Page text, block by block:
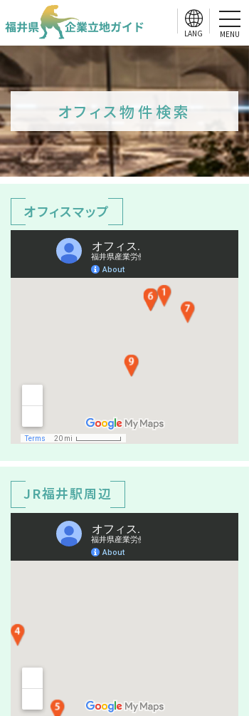
MENU
オフィス物件検索
オフィスマップ
JR福井駅周辺